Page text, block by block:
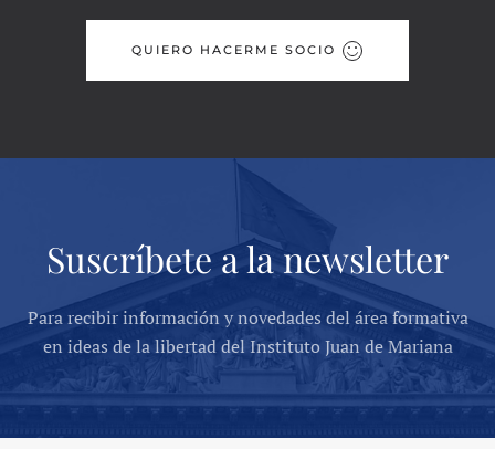
QUIERO HACERME SOCIO
Suscríbete a la newsletter
Para recibir información y novedades del área formativa
en ideas de la libertad del Instituto Juan de Mariana